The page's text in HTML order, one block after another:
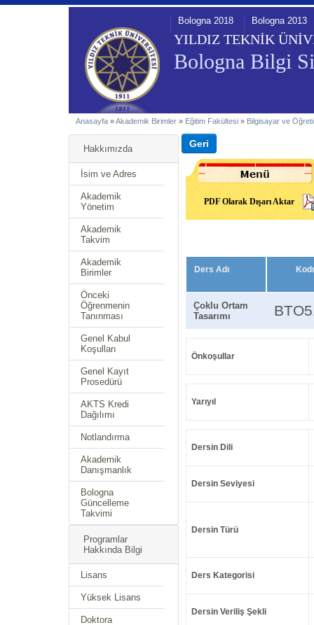
YILDIZ TEKNİK
Bologna Bilgi
Bologna 2018 Bologna 2013
Anasayfa »Akademik Birimler » Eğitim Fakültesi » Bilgisayar ve
Hakkımızda
İsim ve Adres
Akademik
Yönetim
Akademik
Takvim
Akademik
Birimler
Önceki
Öğrenmenin
Tanınması
Genel Kabul
Koşulları
Genel Kayıt
Prosedürü
AKTS Kredi
Dağılımı
Notlandırma
Akademik
Danışmanlık
Bologna
Güncelleme
Takvimi
Programlar
Hakkında Bilgi
Lisans
Yüksek Lisans
Doktora
PDF Olarak Dışarı Aktar
Ders Adı
Çoklu Ortam
Tasarımı
Önkoşullar
Yarıyıl
Dersin Dili
Dersin Seviyesi
Dersin Türü
Ders Kategorisi
Dersin Veriliş Şekli